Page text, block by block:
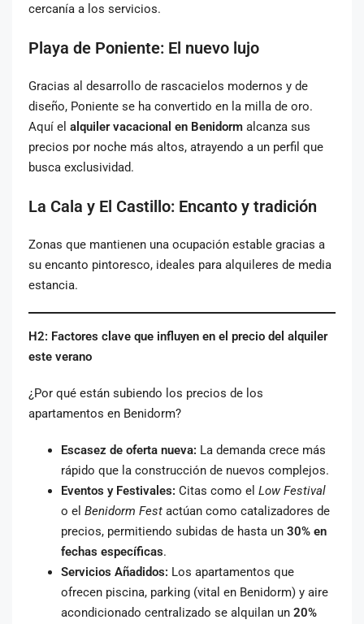
cercanía a los servicios.
Playa de Poniente: El nuevo lujo
Gracias al desarrollo de rascacielos modernos y de
diseño, Poniente se ha convertido en la milla de oro.
Aquí el alquiler vacacional en Benidorm alcanza sus
precios por noche más altos, atrayendo a un perfil que
busca exclusividad.
La Cala y El Castillo: Encanto y tradición
Zonas que mantienen una ocupación estable gracias a
su encanto pintoresco, ideales para alquileres de media
estancia.
H2: Factores clave que influyen en el precio del alquiler
este verano
¿Por qué están subiendo los precios de los
apartamentos en Benidorm?
Escasez de oferta nueva: La demanda crece más
rápido que la construcción de nuevos complejos.
Eventos y Festivales: Citas como el Low Festival
o el Benidorm Fest actúan como catalizadores de
precios, permitiendo subidas de hasta un 30% en
fechas específicas.
Servicios Añadidos: Los apartamentos que
ofrecen piscina, parking (vital en Benidorm) y aire
acondicionado centralizado se alquilan un 20%